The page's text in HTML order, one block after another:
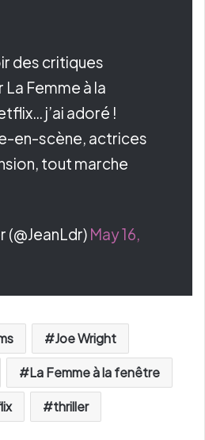
des critiques
La Femme à la
j’ai adoré !
en-scène, actrices
tout marche
(@JeanLdr) May 16,
Joe Wright
La Femme à la fenêtre
thriller